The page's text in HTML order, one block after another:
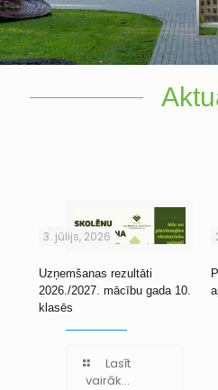
3. jūlijs, 2026
Uzņemšanas rezultāti
2026./2027. mācību gada 10.
klasēs
Lasīt
vairāk...